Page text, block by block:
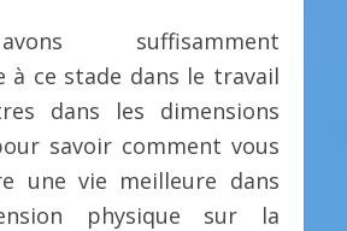
suffisamment
à ce stade dans le travail
dans les dimensions
savoir comment vous
une vie meilleure dans
physique sur la